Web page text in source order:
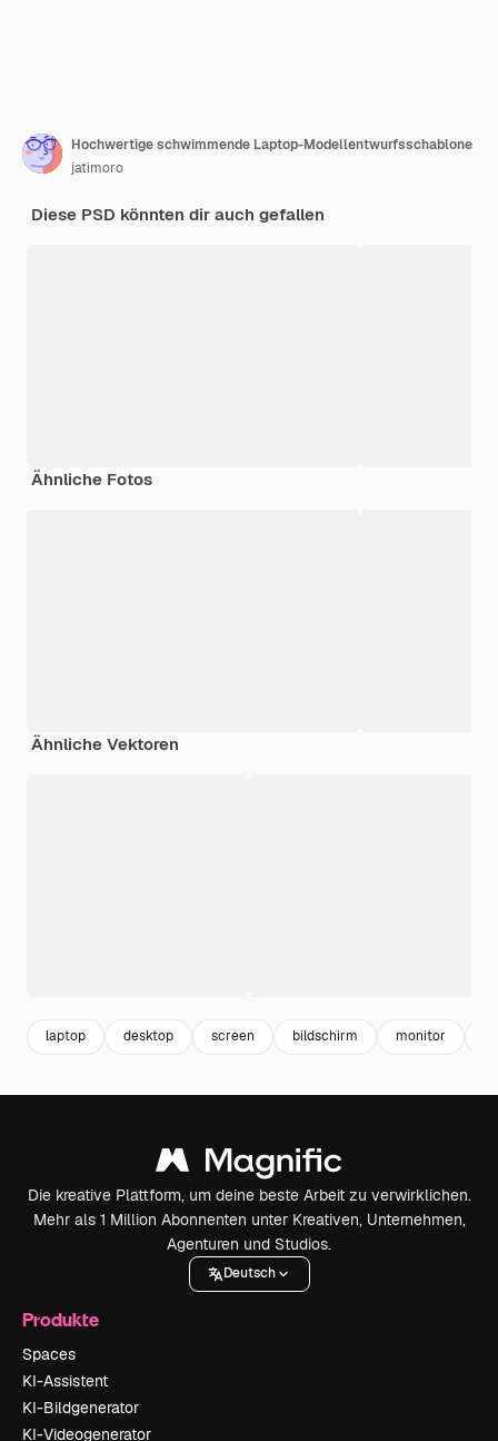
Hochwertige schwimmende Laptop-Modellentwurfsschablone
jatimoro
Diese PSD könnten dir auch gefallen
Ähnliche Fotos
Ähnliche Vektoren
laptop desktop screen bildschirm monitor
Die kreative Plattform, um deine beste Arbeit zu verwirklichen.
Mehr als 1 Million Abonnenten unter Kreativen, Unternehmen,
Agenturen und Studios.
Deutsch
Produkte
Spaces
KI-Assistent
KI-Bildgenerator
KI-Videogenerator